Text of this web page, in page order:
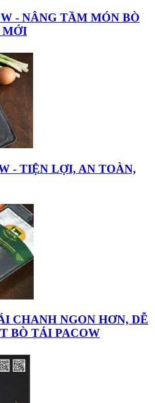
- NÂNG TẦM MÓN BÒ
MỚI
- TIỆN LỢI, AN TOÀN,
CHANH NGON HƠN, DỄ
BÒ TÁI PACOW